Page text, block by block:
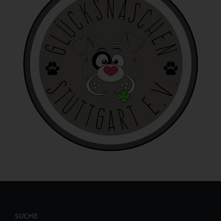
SUCHE
Zuverlässigkeit, Verhalten, Aufenthaltsort oder
Ortswechsel dieser natürlichen Person zu analysieren
oder vorherzusagen.
f) Pseudonymisierung
Pseudonymisierung ist die Verarbeitung
personenbezogener Daten in einer Weise, auf welche die
personenbezogenen Daten ohne Hinzuziehung
zusätzlicher Informationen nicht mehr einer spezifischen
betroffenen Person zugeordnet werden können, sofern
diese zusätzlichen Informationen gesondert aufbewahrt
werden und technischen und organisatorischen
Maßnahmen unterliegen, die gewährleisten, dass die
personenbezogenen Daten nicht einer identifizierten oder
g) Verantwortlicher oder für die